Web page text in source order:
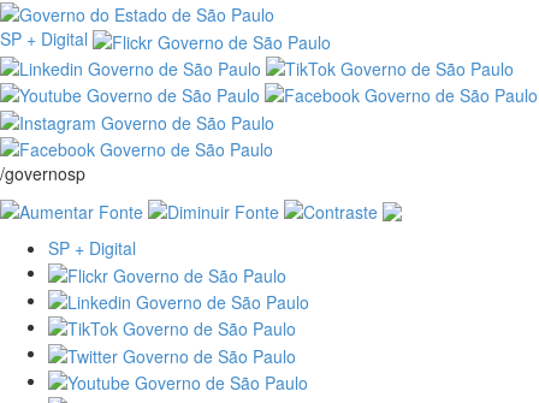
SP + Digital
/governosp
SP + Digital